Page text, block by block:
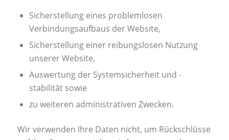
Sicherstellung eines problemlosen
Verbindungsaufbaus der Website,
Sicherstellung einer reibungslosen Nutzung
unserer Website,
Auswertung der Systemsicherheit und -
stabilität sowie
zu weiteren administrativen Zwecken.
Wir verwenden Ihre Daten nicht, um Rückschlüsse